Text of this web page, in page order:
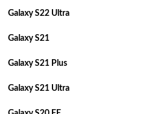
Galaxy S22 Ultra
Galaxy S21
Galaxy S21 Plus
Galaxy S21 Ultra